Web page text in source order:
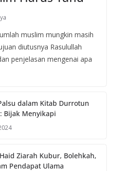
muslim mungkin masih
diutusnya Rasulullah
penjelasan mengenai apa
dalam Kitab Durrotun
Bijak Menyikapi
Ziarah Kubur, Bolehkah,
Pendapat Ulama